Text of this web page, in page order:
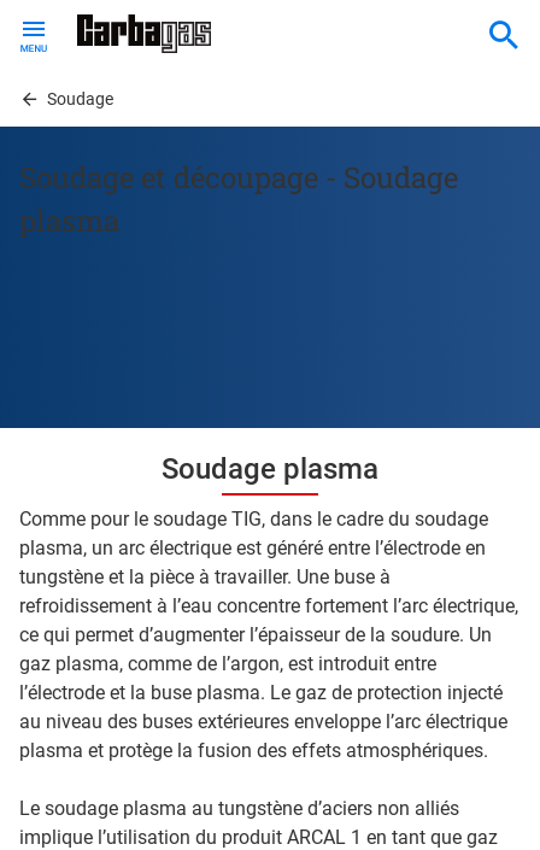
contentSoudage
Soudage et découpage - Soudage
plasma
Soudage plasma
Comme pour le soudage TIG, dans le cadre du soudage
plasma, un arc électrique est généré entre l’électrode en
tungstène et la pièce à travailler. Une buse à
refroidissement à l’eau concentre fortement l’arc électrique,
ce qui permet d’augmenter l’épaisseur de la soudure. Un
gaz plasma, comme de l’argon, est introduit entre
l’électrode et la buse plasma. Le gaz de protection injecté
au niveau des buses extérieures enveloppe l’arc électrique
plasma et protège la fusion des effets atmosphériques.
Le soudage plasma au tungstène d’aciers non alliés
implique l’utilisation du produit ARCAL 1 en tant que gaz